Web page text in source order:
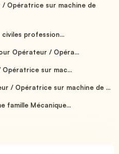
Opératrice sur machine de
profession...
Opérateur / Opéra...
sur mac...
/ Opératrice sur machine de ...
famille Mécanique...